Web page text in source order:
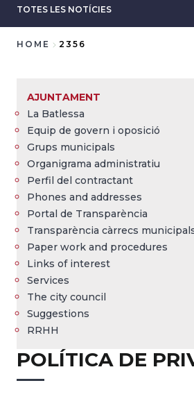
TOTES LES NOTÍCIES
HOME 2356
AJUNTAMENT
La Batlessa
Equip de govern i oposició
Grups municipals
Organigrama administratiu
Perfil del contractant
Phones and addresses
Portal de Transparència
Transparència càrrecs
Paper work and procedures
Links of interest
Services
The city council
Suggestions
RRHH
POLÍTICA DE